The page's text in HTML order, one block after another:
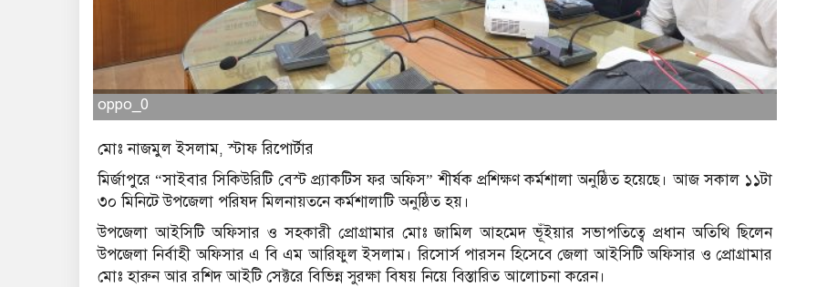
oppo_0
মোঃ নাজমুল ইসলাম, স্টাফ রিপোর্টার
মির্জাপুরে “সাইবার সিকিউরিটি বেস্ট প্র্যাকটিস ফর অফিস” শীর্ষক প্রশিক্ষণ কর্মশালা অনুষ্ঠিত হয়েছে। আজ সকাল ১১টা
৩০ মিনিটে উপজেলা পরিষদ মিলনায়তনে কর্মশালাটি অনুষ্ঠিত হয়।
উপজেলা আইসিটি অফিসার ও সহকারী প্রোগ্রামার মোঃ জামিল আহমেদ ভূঁইয়ার সভাপতিত্বে প্রধান অতিথি ছিলেন
উপজেলা নির্বাহী অফিসার এ বি এম আরিফুল ইসলাম। রিসোর্স পারসন হিসেবে জেলা আইসিটি অফিসার ও প্রোগ্রামার
মোঃ হারুন আর রশিদ আইটি সেক্টরে বিভিন্ন সুরক্ষা বিষয় নিয়ে বিস্তারিত আলোচনা করেন।